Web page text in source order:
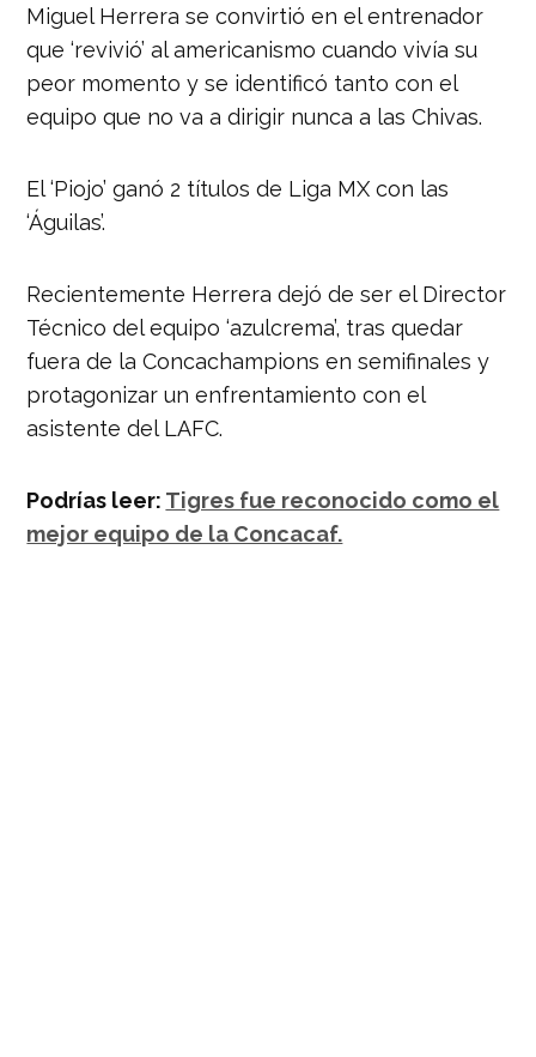
Miguel Herrera se convirtió en el entrenador
que ‘revivió’ al americanismo cuando vivía su
peor momento y se identificó tanto con el
equipo que no va a dirigir nunca a las Chivas.
El ‘Piojo’ ganó 2 títulos de Liga MX con las
‘Águilas’.
Recientemente Herrera dejó de ser el Director
Técnico del equipo ‘azulcrema’, tras quedar
fuera de la Concachampions en semifinales y
protagonizar un enfrentamiento con el
asistente del LAFC.
Podrías leer: Tigres fue reconocido como el
mejor equipo de la Concacaf.